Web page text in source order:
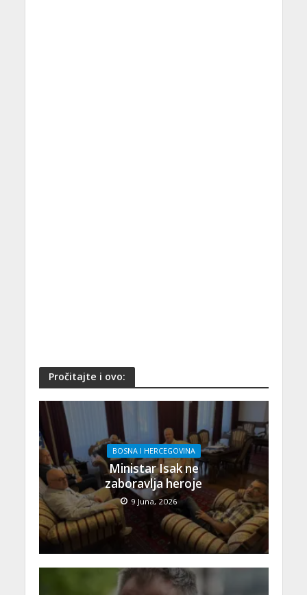
Pročitajte i ovo:
BOSNA I HERCEGOVINA
Ministar Isak ne
zaboravlja heroje
9 Juna, 2026